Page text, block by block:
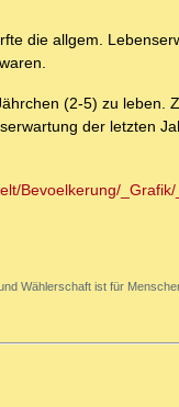
die allgem.
(2-5) zu leben.
der letzten
Bevoelkerung/
Wählerschaft ist für